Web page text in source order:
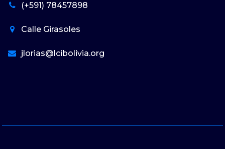
(+591) 78457898
Calle Girasoles
jlorias@lcibolivia.org